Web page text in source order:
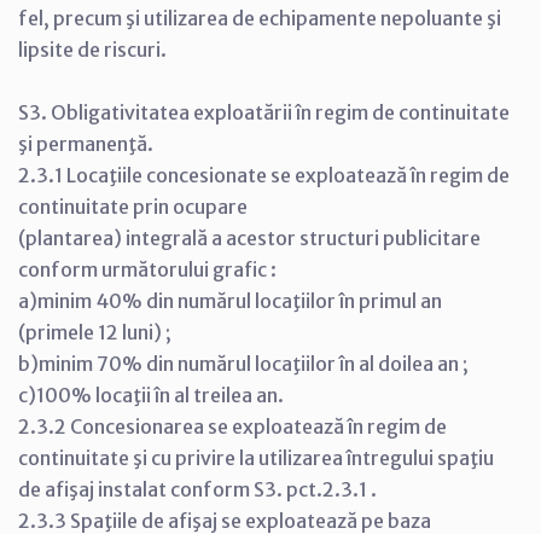
fel, precum şi utilizarea de echipamente nepoluante şi
lipsite de riscuri.
S3. Obligativitatea exploatării în regim de continuitate
şi permanenţă.
2.3.1 Locaţiile concesionate se exploatează în regim de
continuitate prin ocupare
(plantarea) integrală a acestor structuri publicitare
conform următorului grafic :
a)minim 40% din numărul locaţiilor în primul an
(primele 12 luni) ;
b)minim 70% din numărul locaţiilor în al doilea an ;
c)100% locaţii în al treilea an.
2.3.2 Concesionarea se exploatează în regim de
continuitate şi cu privire la utilizarea întregului spaţiu
de afişaj instalat conform S3. pct.2.3.1 .
2.3.3 Spaţiile de afişaj se exploatează pe baza